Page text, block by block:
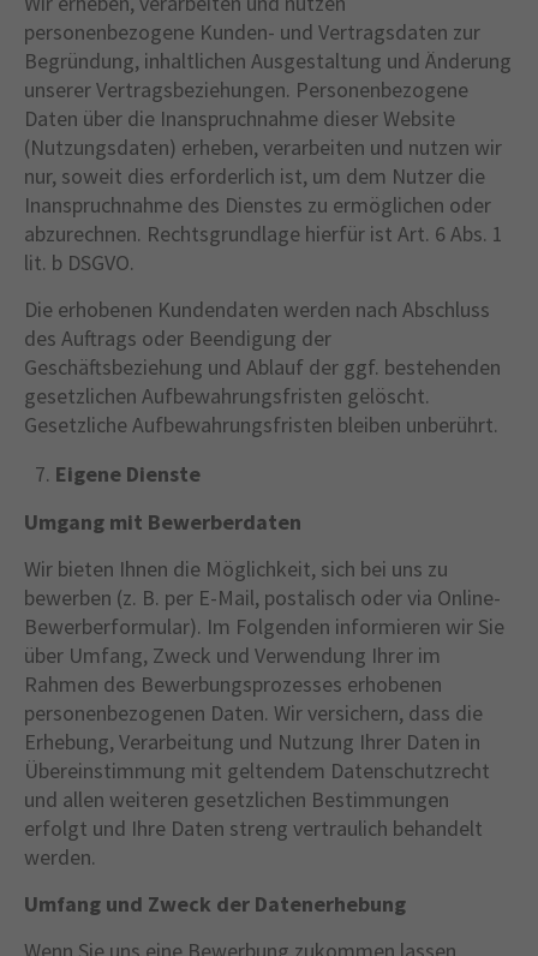
personenbezogene Kunden- und Vertragsdaten zur
Begründung, inhaltlichen Ausgestaltung und Änderung
unserer Vertragsbeziehungen. Personenbezogene
Daten über die Inanspruchnahme dieser Website
(Nutzungsdaten) erheben, verarbeiten und nutzen wir
nur, soweit dies erforderlich ist, um dem Nutzer die
Inanspruchnahme des Dienstes zu ermöglichen oder
abzurechnen. Rechtsgrundlage hierfür ist Art. 6 Abs. 1
lit. b DSGVO.
Die erhobenen Kundendaten werden nach Abschluss
des Auftrags oder Beendigung der
Geschäftsbeziehung und Ablauf der ggf. bestehenden
gesetzlichen Aufbewahrungsfristen gelöscht.
Gesetzliche Aufbewahrungsfristen bleiben unberührt.
Eigene Dienste
Umgang mit Bewerberdaten
Wir bieten Ihnen die Möglichkeit, sich bei uns zu
bewerben (z. B. per E-Mail, postalisch oder via Online-
Bewerberformular). Im Folgenden informieren wir Sie
über Umfang, Zweck und Verwendung Ihrer im
Rahmen des Bewerbungsprozesses erhobenen
personenbezogenen Daten. Wir versichern, dass die
Erhebung, Verarbeitung und Nutzung Ihrer Daten in
Übereinstimmung mit geltendem Datenschutzrecht
und allen weiteren gesetzlichen Bestimmungen
erfolgt und Ihre Daten streng vertraulich behandelt
werden.
Umfang und Zweck der Datenerhebung
Wenn Sie uns eine Bewerbung zukommen lassen,